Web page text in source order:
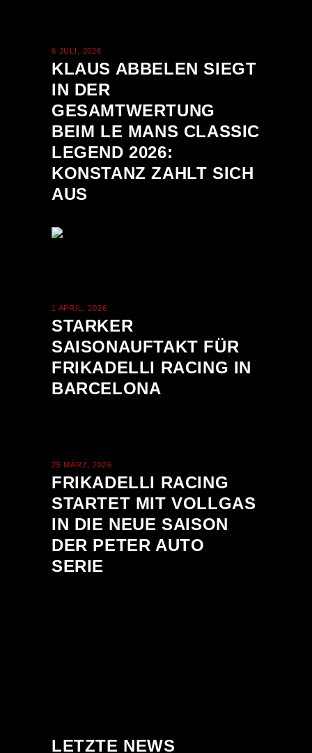
6 JULI, 2026
KLAUS ABBELEN SIEGT
IN DER
GESAMTWERTUNG
BEIM LE MANS CLASSIC
LEGEND 2026:
KONSTANZ ZAHLT SICH
AUS
1 APRIL, 2026
STARKER
SAISONAUFTAKT FÜR
FRIKADELLI RACING IN
BARCELONA
25 MÄRZ, 2026
FRIKADELLI RACING
STARTET MIT VOLLGAS
IN DIE NEUE SAISON
DER PETER AUTO
SERIE
LETZTE NEWS